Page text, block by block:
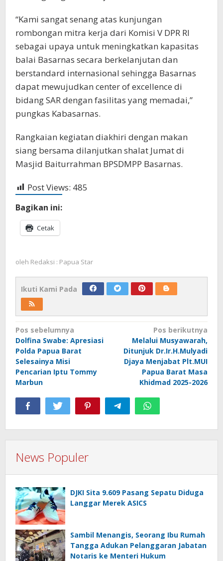
“Kami sangat senang atas kunjungan
rombongan mitra kerja dari Komisi V DPR RI
sebagai upaya untuk meningkatkan kapasitas
balai Basarnas secara berkelanjutan dan
berstandard internasional sehingga Basarnas
dapat mewujudkan center of excellence di
bidang SAR dengan fasilitas yang memadai,”
pungkas Kabasarnas.
Rangkaian kegiatan diakhiri dengan makan
siang bersama dilanjutkan shalat Jumat di
Masjid Baiturrahman BPSDMPP Basarnas.
Post Views: 485
Bagikan ini:
Cetak
oleh Redaksi : Papua Star
Ikuti Kami Pada
Navigasi
pos
Pos sebelumnya
Dolfina Swabe: Apresiasi
Polda Papua Barat
Selesainya Misi
Pencarian Iptu Tommy
Marbun
Pos berikutnya
Melalui Musyawarah,
Ditunjuk Dr.Ir.H.Mulyadi
Djaya Menjabat Plt.MUI
Papua Barat Masa
Khidmad 2025-2026
News Populer
DJKI Sita 9.609 Pasang Sepatu Diduga
Langgar Merek ASICS
Sambil Menangis, Seorang Ibu Rumah
Tangga Adukan Pelanggaran Jabatan
Notaris ke Menteri Hukum